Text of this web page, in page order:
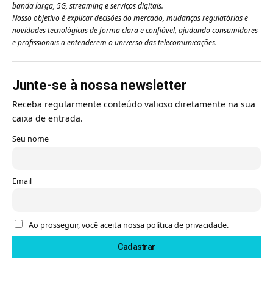
banda larga, 5G, streaming e serviços digitais.
Nosso objetivo é explicar decisões do mercado, mudanças regulatórias e
novidades tecnológicas de forma clara e confiável, ajudando consumidores
e profissionais a entenderem o universo das telecomunicações.
Junte-se à nossa newsletter
Receba regularmente conteúdo valioso diretamente na sua
caixa de entrada.
Seu nome
Email
Ao prosseguir, você aceita nossa política de privacidade.